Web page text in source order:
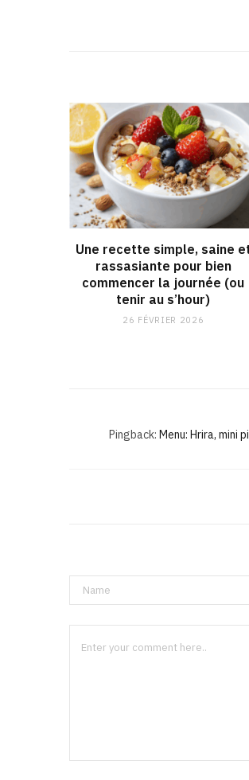
Une recette simple, saine
rassasiante pour bien
commencer la journée (ou
tenir au s’hour)
26 FÉVRIER 2026
Pingback: Menu: Hrira, mini